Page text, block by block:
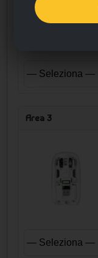
Area 3